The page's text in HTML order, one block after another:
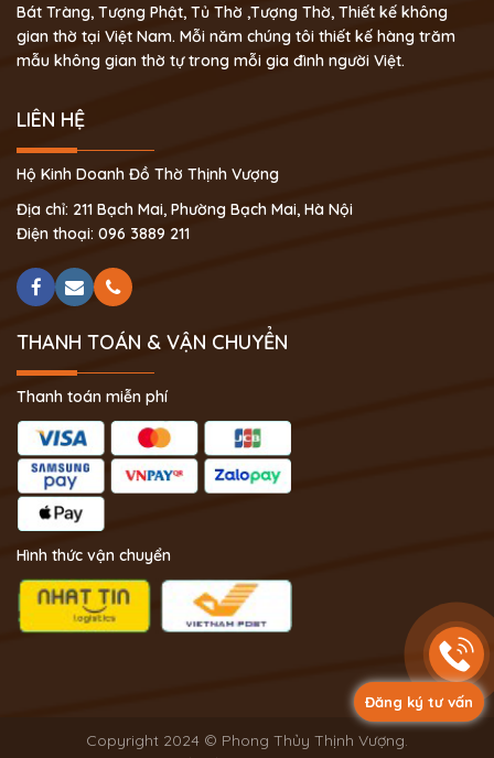
Đăng ký tư vấn
Bát Tràng, Tượng Phật, Tủ Thờ ,Tượng Thờ, Thiết kế không
gian thờ tại Việt Nam. Mỗi năm chúng tôi thiết kế hàng trăm
mẫu không gian thờ tự trong mỗi gia đình người Việt.
LIÊN HỆ
Hộ Kinh Doanh Đồ Thờ Thịnh Vượng
Địa chỉ: 211 Bạch Mai, Phường Bạch Mai, Hà Nội
Điện thoại: 096 3889 211
THANH TOÁN & VẬN CHUYỂN
Thanh toán miễn phí
Hình thức vận chuyển
Copyright 2024 © Phong Thủy Thịnh Vượng.